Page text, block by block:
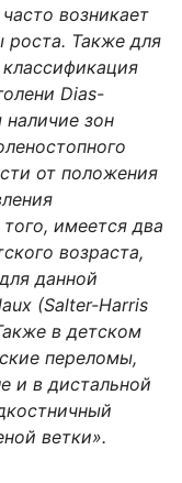
возникает
роста. Также для
Dias-
наличие зон
от положения
имеется два
возраста,
данной
(Salter-Harris
в детском
переломы,
и в дистальной
ветки».